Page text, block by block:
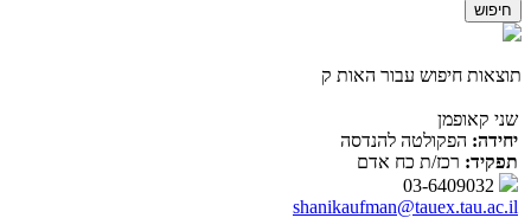
תוצאות חיפוש עבור האות ק
שני קאופמן
יחידה: הפקולטה להנדסה
תפקיד: רכז/ת כח אדם
shanikaufman@tauex.tau.ac.il